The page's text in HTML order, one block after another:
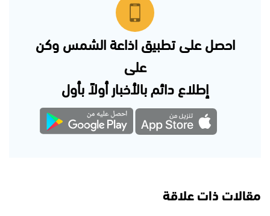
احصل على تطبيق اذاعة الشمس وكن
على
إطلاع دائم بالأخبار أولاً بأول
مقالات ذات علاقة